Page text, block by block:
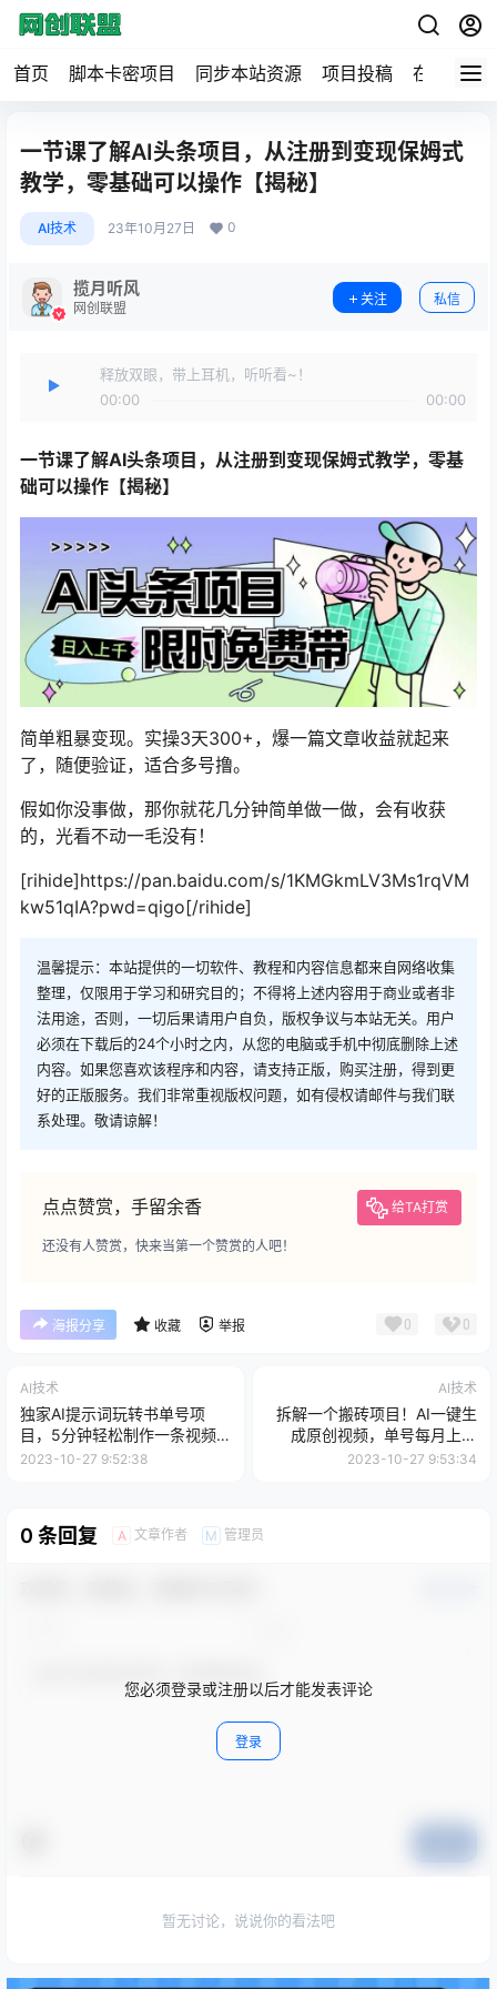
首页 脚本卡密项目 同步本站资源 项目投稿 在线工具
一节课了解AI头条项目，从注册到变现保姆式
教学，零基础可以操作【揭秘】
AI技术 23年10月27日 0
揽月听风
网创联盟
关注 私信
释放双眼，带上耳机，听听看~！
00:00
00:00
一节课了解AI头条项目 ，从注册到变现保姆式教学，零基
础可以操作【揭秘】
简单粗暴变现。实操3天300+，爆一篇文章收益就起来
了，随便验证，适合多号撸。
假如你没事做，那你就花几分钟简单做一做，会有收获
的，光看不动一毛没有！
[rihide]https://pan.baidu.com/s/1KMGkmLV3Ms1rqVM
kw51qIA?pwd=qigo[/rihide]
温馨提示：本站提供的一切软件、教程和内容信息都来自网络收集
整理，仅限用于学习和研究目的；不得将上述内容用于商业或者非
法用途，否则，一切后果请用户自负，版权争议与本站无关。用户
必须在下载后的24个小时之内，从您的电脑或手机中彻底删除上述
内容。如果您喜欢该程序和内容，请支持正版，购买注册，得到更
好的正版服务。我们非常重视版权问题，如有侵权请邮件与我们联
系处理。敬请谅解！
点点赞赏，手留余香 给TA打赏
还没有人赞赏，快来当第一个赞赏的人吧！
海报分享 收藏 举报 0 0
AI技术
独家AI提示词玩转书单号项
目，5分钟轻松制作一条视频
每天被动赚收益【揭秘】
2023-10-27 9:52:38
AI技术
拆解一个搬砖项目！AI一键生
成原创视频，单号每月上限
1500！可批量操作！
2023-10-27 9:53:34
0 条回复 A 文章作者 M 管理员
您必须登录或注册以后才能发表评论
登录
暂无讨论，说说你的看法吧